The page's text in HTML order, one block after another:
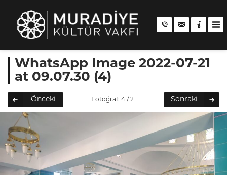
WhatsApp Image 2022-07-21
at 09.07.30 (4)
Önceki Fotoğraf: 4 / 21 Sonraki